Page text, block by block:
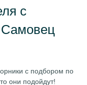
с
с подбором по
они подойдут!